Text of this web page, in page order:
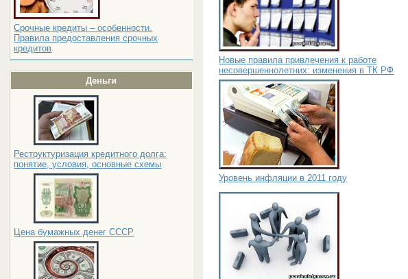
Срочные кредиты – особенности.
Правила предоставления срочных
кредитов
Деньги
Реструктуризация кредитного долга:
понятие, условия, основные схемы
Цена бумажных денег СССР
Новые правила привлечения к работе
несовершеннолетних: изменения в ТК РФ
Уровень инфляции в 2011 году